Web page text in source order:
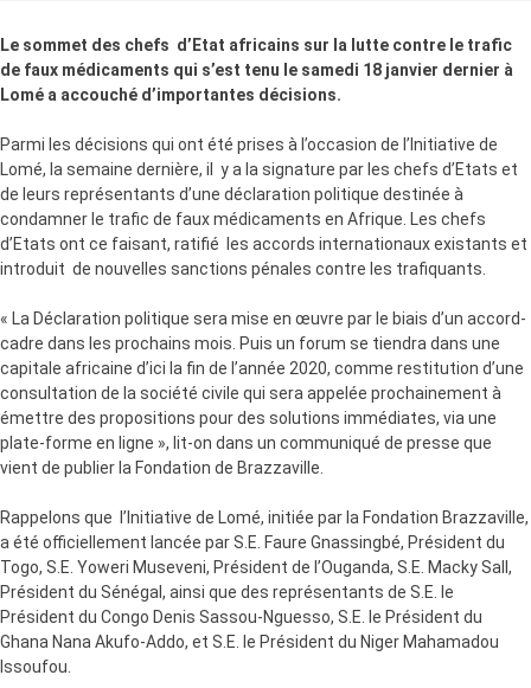
Le sommet des chefs d’Etat africains sur la lutte contre le trafic
de faux médicaments qui s’est tenu le samedi 18 janvier dernier à
Lomé a accouché d’importantes décisions.
Parmi les décisions qui ont été prises à l’occasion de l’Initiative de
Lomé, la semaine dernière, il y a la signature par les chefs d’Etats et
de leurs représentants d’une déclaration politique destinée à
condamner le trafic de faux médicaments en Afrique. Les chefs
d’Etats ont ce faisant, ratifié les accords internationaux existants et
introduit de nouvelles sanctions pénales contre les trafiquants.
« La Déclaration politique sera mise en œuvre par le biais d’un accord-
cadre dans les prochains mois. Puis un forum se tiendra dans une
capitale africaine d’ici la fin de l’année 2020, comme restitution d’une
consultation de la société civile qui sera appelée prochainement à
émettre des propositions pour des solutions immédiates, via une
plate-forme en ligne », lit-on dans un communiqué de presse que
vient de publier la Fondation de Brazzaville.
Rappelons que l’Initiative de Lomé, initiée par la Fondation Brazzaville,
a été officiellement lancée par S.E. Faure Gnassingbé, Président du
Togo, S.E. Yoweri Museveni, Président de l’Ouganda, S.E. Macky Sall,
Président du Sénégal, ainsi que des représentants de S.E. le
Président du Congo Denis Sassou-Nguesso, S.E. le Président du
Ghana Nana Akufo-Addo, et S.E. le Président du Niger Mahamadou
Issoufou.